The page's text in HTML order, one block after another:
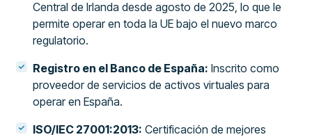
Central de Irlanda desde agosto de 2025, lo que le
permite operar en toda la UE bajo el nuevo marco
regulatorio.
Registro en el Banco de España: Inscrito como
proveedor de servicios de activos virtuales para
operar en España.
ISO/IEC 27001:2013: Certificación de mejores